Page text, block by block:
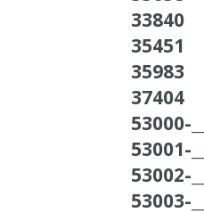
33840
35451
35983
37404
53000-___
53001-___
53002-___
53003-___